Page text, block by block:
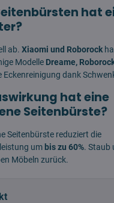
hat
ab. Xiaomi und Roborock
Modelle Dreame,
Eckenreinigung dank
hat eine
Seitenbürste?
Seitenbürste reduziert die
um bis zu 60%. Staub
Möbeln zurück.